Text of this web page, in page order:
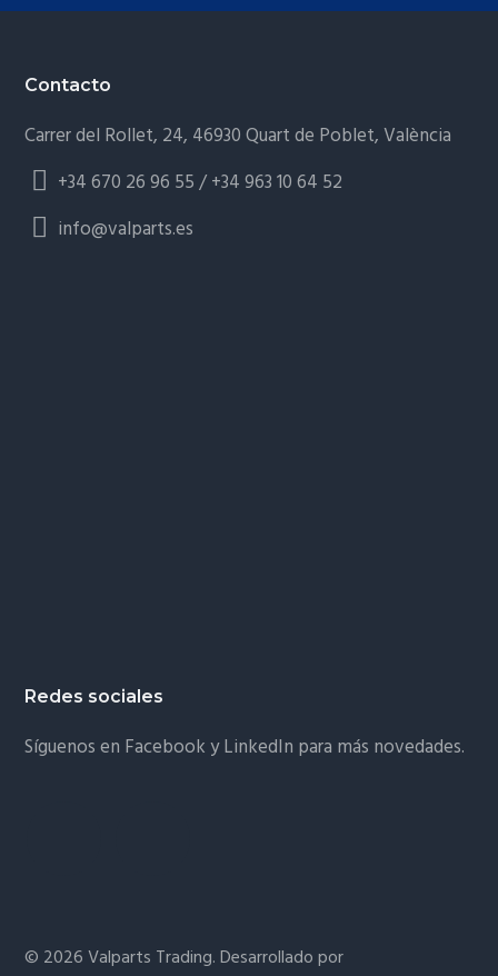
Footer
Contacto
Carrer del Rollet, 24, 46930 Quart de Poblet, València
+34 670 26 96 55 / +34 963 10 64 52
info@valparts.es
Redes sociales
Síguenos en Facebook y LinkedIn para más novedades.
© 2026 Valparts Trading. Desarrollado por